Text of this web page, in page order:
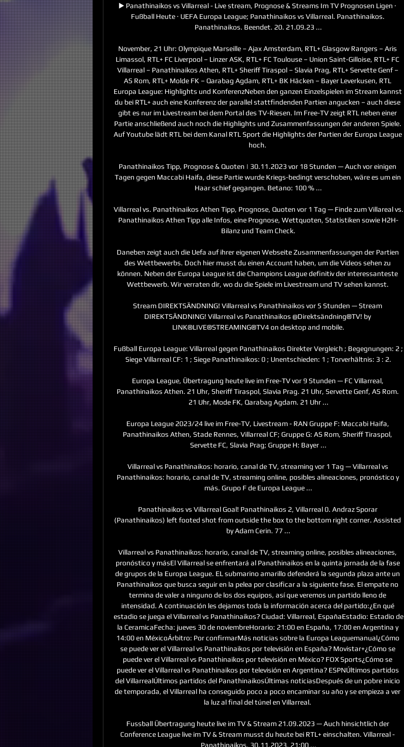
▶️ Panathinaikos vs Villarreal - Live stream, Prognose & Streams Im TV Prognosen Ligen ·
Fußball Heute · UEFA Europa League; Panathinaikos vs Villarreal. Panathinaikos.
Panathinaikos. Beendet. 20. 21.09.23 ...
November, 21 Uhr: Olympique Marseille – Ajax Amsterdam, RTL+ Glasgow Rangers – Aris
Limassol, RTL+ FC Liverpool – Linzer ASK, RTL+ FC Toulouse – Union Saint-Gilloise, RTL+ FC
Villarreal – Panathinaikos Athen, RTL+ Sheriff Tiraspol – Slavia Prag, RTL+ Servette Genf –
AS Rom, RTL+ Molde FK – Qarabag Agdam, RTL+ BK Häcken – Bayer Leverkusen, RTL
Europa League: Highlights und KonferenzNeben den ganzen Einzelspielen im Stream kannst
du bei RTL+ auch eine Konferenz der parallel stattfindenden Partien angucken – auch diese
gibt es nur im Livestream bei dem Portal des TV-Riesen. Im Free-TV zeigt RTL neben einer
Partie anschließend auch noch die Highlights und Zusammenfassungen der anderen Spiele.
Auf Youtube lädt RTL bei dem Kanal RTL Sport die Highlights der Partien der Europa League
hoch.
Panathinaikos Tipp, Prognose & Quoten | 30.11.2023 vor 18 Stunden — Auch vor einigen
Tagen gegen Maccabi Haifa, diese Partie wurde Kriegs-bedingt verschoben, wäre es um ein
Haar schief gegangen. Betano: 100 % ...
Villarreal vs. Panathinaikos Athen Tipp, Prognose, Quoten vor 1 Tag — Finde zum Villareal vs.
Panathinaikos Athen Tipp alle Infos, eine Prognose, Wettquoten, Statistiken sowie H2H-
Bilanz und Team Check.
Daneben zeigt auch die Uefa auf ihrer eigenen Webseite Zusammenfassungen der Partien
des Wettbewerbs. Doch hier musst du einen Account haben, um die Videos sehen zu
können. Neben der Europa League ist die Champions League definitiv der interessanteste
Wettbewerb. Wir verraten dir, wo du die Spiele im Livestream und TV sehen kannst.
Stream DIREKTSÄNDNING! Villarreal vs Panathinaikos vor 5 Stunden — Stream
DIREKTSÄNDNING! Villarreal vs Panathinaikos @Direktsändning®TV! by
LINK®LIVE®STREAMING®TV4 on desktop and mobile.
Fußball Europa League: Villarreal gegen Panathinaikos Direkter Vergleich ; Begegnungen: 2 ;
Siege Villarreal CF: 1 ; Siege Panathinaikos: 0 ; Unentschieden: 1 ; Torverhältnis: 3 : 2.
Europa League, Übertragung heute live im Free-TV vor 9 Stunden — FC Villarreal,
Panathinaikos Athen. 21 Uhr, Sheriff Tiraspol, Slavia Prag. 21 Uhr, Servette Genf, AS Rom.
21 Uhr, Mode FK, Qarabag Agdam. 21 Uhr ...
Europa League 2023/24 live im Free-TV, Livestream - RAN Gruppe F: Maccabi Haifa,
Panathinaikos Athen, Stade Rennes, Villarreal CF; Gruppe G: AS Rom, Sheriff Tiraspol,
Servette FC, Slavia Prag; Gruppe H: Bayer ...
Villarreal vs Panathinaikos: horario, canal de TV, streaming vor 1 Tag — Villarreal vs
Panathinaikos: horario, canal de TV, streaming online, posibles alineaciones, pronóstico y
más. Grupo F de Europa League ...
Panathinaikos vs Villarreal Goal! Panathinaikos 2, Villarreal 0. Andraz Sporar
(Panathinaikos) left footed shot from outside the box to the bottom right corner. Assisted
by Adam Cerin. 77 ...
Villarreal vs Panathinaikos: horario, canal de TV, streaming online, posibles alineaciones,
pronóstico y másEl Villarreal se enfrentará al Panathinaikos en la quinta jornada de la fase
de grupos de la Europa League. EL submarino amarillo defenderá la segunda plaza ante un
Panathinaikos que busca seguir en la pelea por clasificar a la siguiente fase. El empate no
termina de valer a ninguno de los dos equipos, así que veremos un partido lleno de
intensidad. A continuación les dejamos toda la información acerca del partido:¿En qué
estadio se juega el Villarreal vs Panathinaikos? Ciudad: Villarreal, EspañaEstadio: Estadio de
la CeramicaFecha: jueves 30 de noviembreHorario: 21:00 en España, 17:00 en Argentina y
14:00 en MéxicoÁrbitro: Por confirmarMás noticias sobre la Europa Leaguemanual¿Cómo
se puede ver el Villarreal vs Panathinaikos por televisión en España? Movistar+¿Cómo se
puede ver el Villarreal vs Panathinaikos por televisión en México? FOX Sports¿Cómo se
puede ver el Villarreal vs Panathinaikos por televisión en Argentina? ESPNÚltimos partidos
del VillarrealÚltimos partidos del PanathinaikosÚltimas noticiasDespués de un pobre inicio
de temporada, el Villarreal ha conseguido poco a poco encaminar su año y se empieza a ver
la luz al final del túnel en Villarreal.
Fussball Übertragung heute live im TV & Stream 21.09.2023 — Auch hinsichtlich der
Conference League live im TV & Stream musst du heute bei RTL+ einschalten. Villarreal -
Panathinaikos. 30.11.2023, 21:00 ...